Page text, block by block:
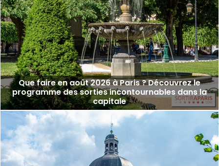
Que faire en août 2026 à Paris ? Découvrez le
programme des sorties incontournables dans la
capitale